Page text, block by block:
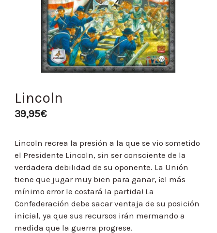
Lincoln
39,95€
Lincoln recrea la presión a la que se vio sometido
el Presidente Lincoln, sin ser consciente de la
verdadera debilidad de su oponente. La Unión
tiene que jugar muy bien para ganar, ¡el más
mínimo error le costará la partida! La
Confederación debe sacar ventaja de su posición
inicial, ya que sus recursos irán mermando a
medida que la guerra progrese.